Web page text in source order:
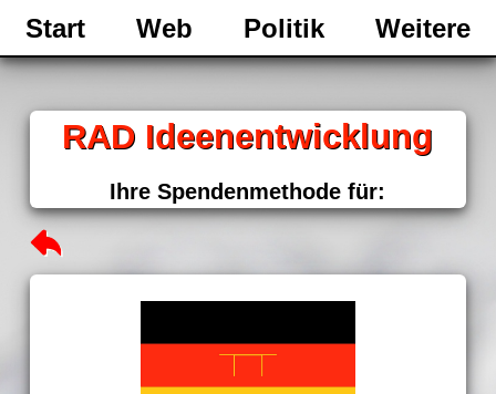
Start Web Politik Weitere
RAD Ideenentwicklung
Ihre Spendenmethode für: